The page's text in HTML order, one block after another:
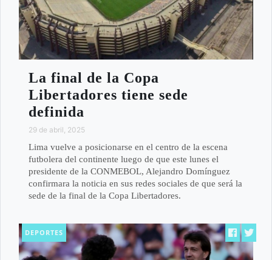
La final de la Copa
Libertadores tiene sede
definida
29 de abril, 2025
Lima vuelve a posicionarse en el centro de la escena
futbolera del continente luego de que este lunes el
presidente de la CONMEBOL, Alejandro Domínguez
confirmara la noticia en sus redes sociales de que será la
sede de la final de la Copa Libertadores.
DEPORTES